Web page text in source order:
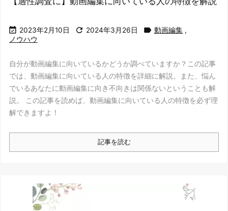
 2023年2月10日  2024年3月26日  動画編集 ,
ノウハウ
自分が動画編集に向いているかどうか調べていますか？この記事
では、動画編集に向いている人の特徴を詳細に解説。また、悩ん
でいるあなたに動画編集に向き不向きは関係ないということも解
説。 この記事を読めば、動画編集に向いている人の特徴を必ず理
解できますよ！
記事を読む